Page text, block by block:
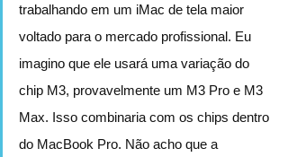
trabalhando em um iMac de tela maior
voltado para o mercado profissional. Eu
imagino que ele usará uma variação do
chip M3, provavelmente um M3 Pro e M3
Max. Isso combinaria com os chips dentro
do MacBook Pro. Não acho que a